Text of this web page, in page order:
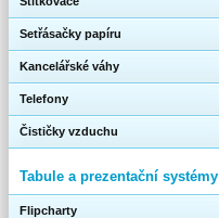
Setřásačky papíru
Kancelářské váhy
Telefony
Čističky vzduchu
Tabule a prezentační systémy
Flipcharty